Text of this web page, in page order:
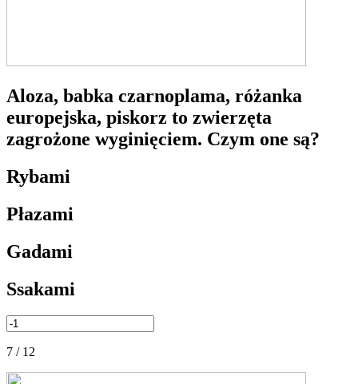
Aloza, babka czarnoplama, różanka
europejska, piskorz to zwierzęta
zagrożone wyginięciem. Czym one są?
Rybami
Płazami
Gadami
Ssakami
7 / 12